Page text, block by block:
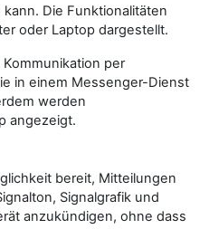
Die Funktionalitäten
oder Laptop dargestellt.
per
in einem Messenger-Dienst
werden
angezeigt.
bereit, Mitteilungen
Signalgrafik und
anzukündigen, ohne dass